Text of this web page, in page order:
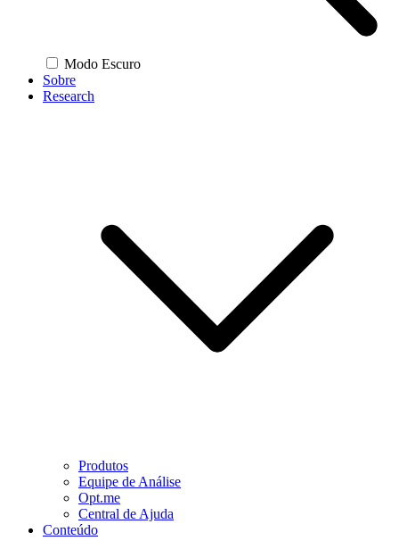
Modo Escuro
Sobre
Research
Produtos
Equipe de Análise
Opt.me
Central de Ajuda
Conteúdo